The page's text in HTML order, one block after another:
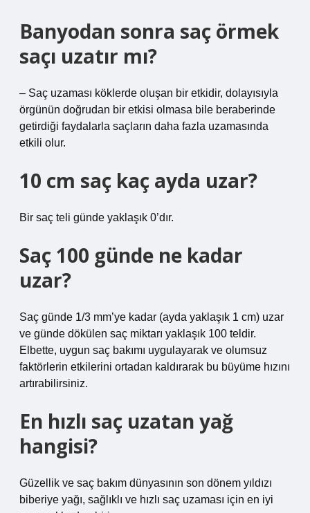
Banyodan sonra saç örmek
saçı uzatır mı?
– Saç uzaması köklerde oluşan bir etkidir, dolayısıyla
örgünün doğrudan bir etkisi olmasa bile beraberinde
getirdiği faydalarla saçların daha fazla uzamasında
etkili olur.
10 cm saç kaç ayda uzar?
Bir saç teli günde yaklaşık 0’dır.
Saç 100 günde ne kadar
uzar?
Saç günde 1/3 mm’ye kadar (ayda yaklaşık 1 cm) uzar
ve günde dökülen saç miktarı yaklaşık 100 teldir.
Elbette, uygun saç bakımı uygulayarak ve olumsuz
faktörlerin etkilerini ortadan kaldırarak bu büyüme hızını
artırabilirsiniz.
En hızlı saç uzatan yağ
hangisi?
Güzellik ve saç bakım dünyasının son dönem yıldızı
biberiye yağı, sağlıklı ve hızlı saç uzaması için en iyi